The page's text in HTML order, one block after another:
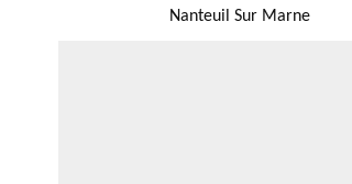
Nanteuil Sur Marne